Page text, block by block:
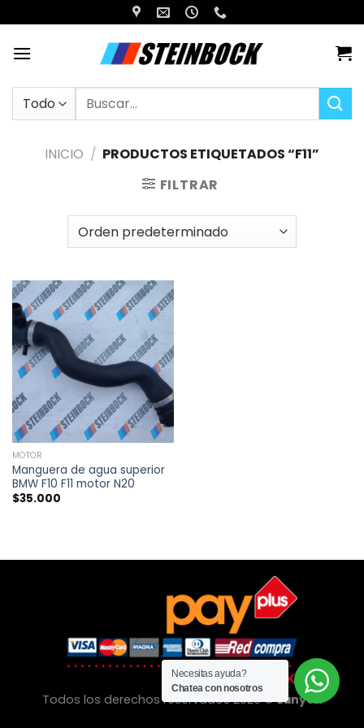
al
contenido
Buscar
INICIO / PRODUCTOS ETIQUETADOS “F11”
FILTRAR
MOTOR
Manguera de agua superior
BMW F10 F11 motor N20
$35.000
Todos los derechos reservados 2026 ©Lanyon
Necesitas ayuda?
Chatea con nosotros